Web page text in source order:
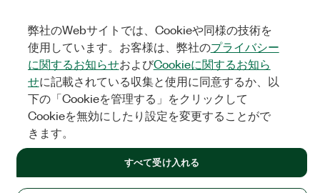
ム
製品のアクティブ化 サポートリクエスト
サイトに関
するご意見
TwitterYouTube
| プライバシー|
©NATIONAL INSTRUMENTS CORP. ALL RIGHTS RESERVED.
弊社のWebサイトでは、Cookieや同様の技術を
使用しています。お客様は、弊社のプライバシー
に関するお知らせおよびCookieに関するお知ら
せに記載されている収集と使用に同意するか、以
下の「Cookieを管理する」をクリックして
Cookieを無効にしたり設定を変更することがで
きます。
すべて受け入れる